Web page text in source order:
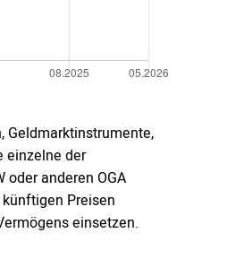
Geldmarktinstrumente,
einzelne der
oder anderen OGA
Preisen
einsetzen.